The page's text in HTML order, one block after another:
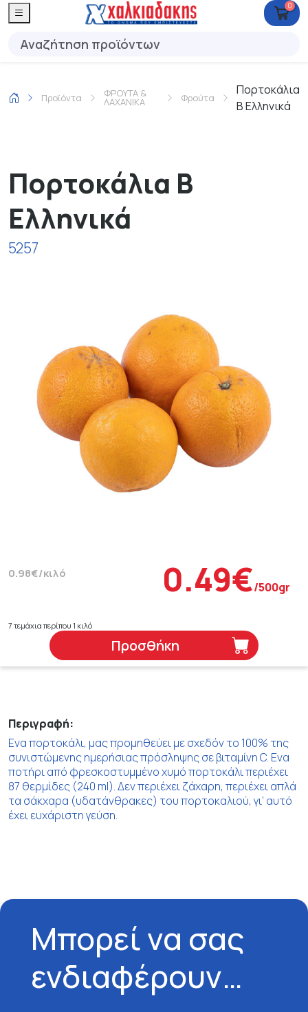
0
Προϊόντα ΦΡΟΥΤΑ &
ΛΑΧΑΝΙΚΑ Φρούτα
Πορτοκάλια
Β Ελληνικά
Πορτοκάλια Β
Ελληνικά
5257
0.98€/κιλό 0.49€/500gr
7 τεμάχια περίπου 1 κιλό
Προσθήκη
Περιγραφή:
Ενα πορτοκάλι, μας προμηθεύει με σχεδόν το 100% της
συνιστώμενης ημερήσιας πρόσληψης σε βιταμίνη C. Ενα
ποτήρι από φρεσκοστυμμένο χυμό πορτοκάλι περιέχει
87 θερμίδες (240 ml). Δεν περιέχει ζάχαρη, περιέχει απλά
τα σάκχαρα (υδατάνθρακες) του πορτοκαλιού, γι’ αυτό
έχει ευχάριστη γεύση.
Μπορεί να σας
ενδιαφέρουν…